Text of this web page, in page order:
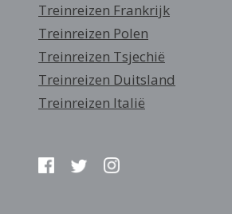
Treinreizen Frankrijk
Treinreizen Polen
Treinreizen Tsjechië
Treinreizen Duitsland
Treinreizen Italië